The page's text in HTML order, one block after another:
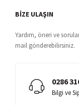
BİZE ULAŞIN
Yardım, öneri ve
mail gönderebilirsiniz.
0286
Bilgi ve